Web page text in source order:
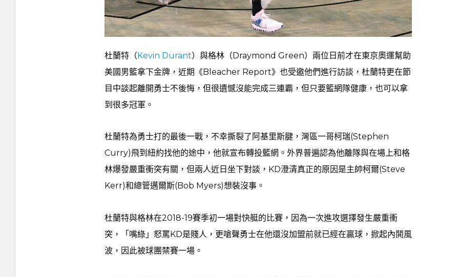
杜蘭特（Kevin Durant）與格林（Draymond Green）兩位日前才在東京奧運幫助
美國男籃拿下金牌，近期《Bleacher Report》也受邀他們進行訪談，杜蘭特更在節
目中談起離開勇士不後悔，但很遺憾沒能完成三連霸，但只要籃網隊健康，也可以拿
到很多冠軍。
杜蘭特為勇士打的最後一戰，不幸撕裂了阿基里斯腱，灣區一哥柯瑞(Stephen
Curry)飛到紐約找他的途中，他就宣布轉投籃網。外界普遍認為他離隊與在場上和格
林爆發嚴重衝突有關，但兩人近日坐下對談，KD澄清真正的原因是主帥柯爾(Steve
Kerr)和總管邁爾斯(Bob Myers)想裝沒事。
杜蘭特與格林在2018-19賽季初一場對快艇的比賽，因為一次進攻選擇發生嚴重衝
突，「嘴綠」怒罵KD是賤人，更嗆聲勇士在他還沒加盟前就已經在贏球，掀起內鬨風
波，因此被球團禁賽一場。